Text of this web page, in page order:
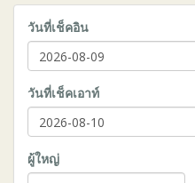
วันที่เช็คอิน
วันที่เช็คเอาท์
ผู้ใหญ่